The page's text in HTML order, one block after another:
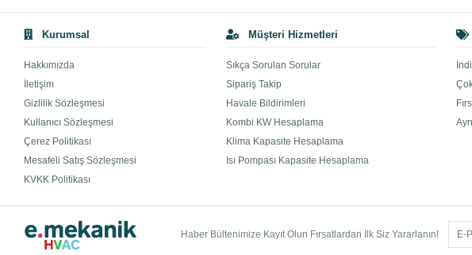
Kurumsal
Hakkımızda
İletişim
Gizlilik Sözleşmesi
Kullanıcı Sözleşmesi
Çerez Politikası
Mesafeli Satış Sözleşmesi
KVKK Politikası
Müşteri Hizmetleri
Sıkça Sorulan Sorular
Sipariş Takip
Havale Bildirimleri
Kombi KW Hesaplama
Klima Kapasite Hesaplama
Isı Pompası Kapasite Hesaplama
Haber Bültenimize Kayıt Olun Fırsatlardan İlk Siz Yararlanın!